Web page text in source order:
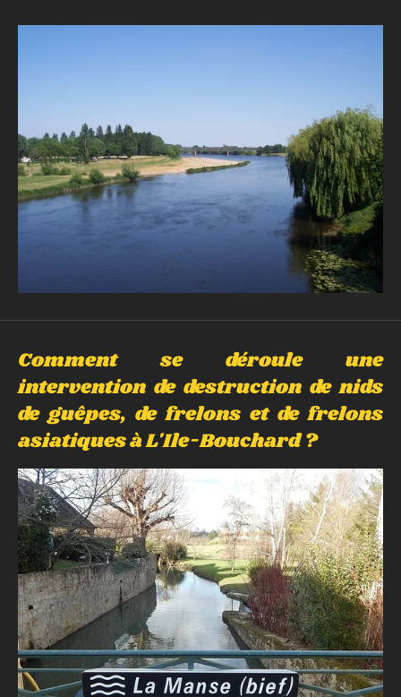
Comment se déroule une
intervention de destruction de nids
de guêpes, de frelons et de frelons
asiatiques à L'Ile-Bouchard ?